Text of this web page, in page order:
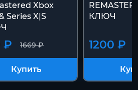
Xbox
Series X|S
1669 ₽
₽
Купить
КЛЮЧ
1200 ₽